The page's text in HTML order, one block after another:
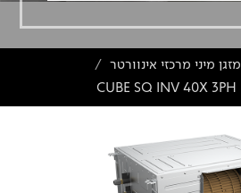
מזגן מיני מרכזי אינוורטר /
CUBE SQ INV 40X 3PH